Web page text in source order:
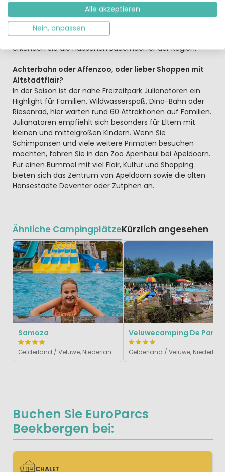
Buchen Sie EuroParcs
Beekbergen bei:
CHALET
Fülle von Wanderwegen und Radtouren, ob kurz zu
Picknick- oder Spielplätzen, oder lang, für Sportliche,
Abenteurer und Mountainbiker. Genießen Sie die gute
Waldluft. Entdecken Sie Waldtiere der Hoge Veluwe, oder
erkunden Sie die hübschen Bauerndörfer der Region.
Achterbahn oder Affenzoo, oder lieber Shoppen mit
Altstadtflair?
In der Saison ist der nahe Freizeitpark Julianatoren ein
Highlight für Familien. Wildwasserspaß, Dino-Bahn oder
Riesenrad, hier warten rund 60 Attraktionen auf Familien.
Julianatoren empfiehlt sich besonders für Eltern mit
kleinen und mittelgroßen Kindern. Wenn Sie
Schimpansen und viele weitere Primaten besuchen
möchten, fahren Sie in den Zoo Apenheul bei Apeldoorn.
Für einen Bummel mit viel Flair, Kultur und Shopping
bieten sich das Zentrum von Apeldoorn sowie die alten
Hansestädte Deventer oder Zutphen an.
Ähnliche CampingplätzeKürzlich angesehen
Samoza
Gelderland / Veluwe, Niederlande
Alle akzeptieren
Nein, anpassen